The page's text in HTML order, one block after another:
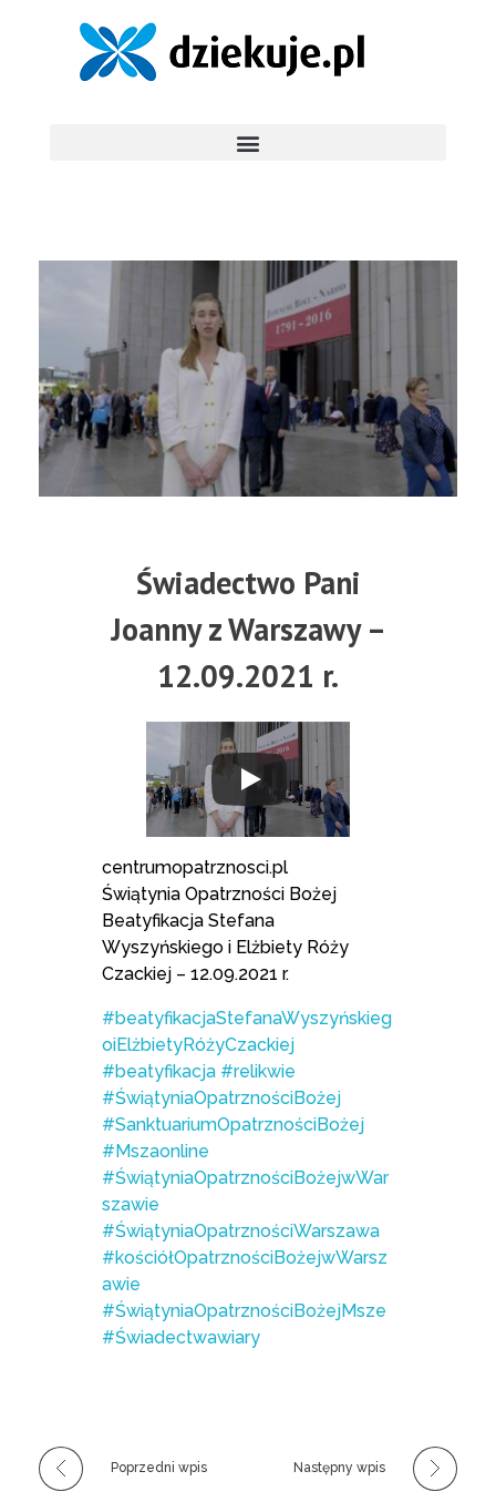
Świadectwo Pani
Joanny z Warszawy –
12.09.2021 r.
centrumopatrznosci.pl
Świątynia Opatrzności Bożej
Beatyfikacja Stefana
Wyszyńskiego i Elżbiety Róży
Czackiej – 12.09.2021 r.
#beatyfikacjaStefanaWyszyńskieg
oiElżbietyRóżyCzackiej
#beatyfikacja #relikwie
#ŚwiątyniaOpatrznościBożej
#SanktuariumOpatrznościBożej
#Mszaonline
#ŚwiątyniaOpatrznościBożejwWar
szawie
#ŚwiątyniaOpatrznościWarszawa
#kościółOpatrznościBożejwWarsz
awie
#ŚwiątyniaOpatrznościBożejMsze
#Świadectwawiary
Poprzedni wpis Następny wpis